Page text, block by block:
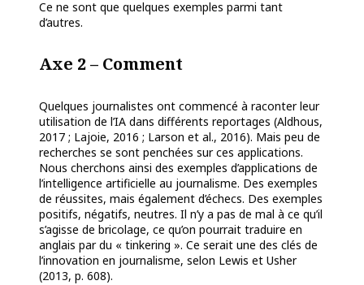
Ce ne sont que quelques exemples parmi tant
d’autres.
Axe 2 – Comment
Quelques journalistes ont commencé à raconter leur
utilisation de l’IA dans différents reportages (Aldhous,
2017 ; Lajoie, 2016 ; Larson et al., 2016). Mais peu de
recherches se sont penchées sur ces applications.
Nous cherchons ainsi des exemples d’applications de
l’intelligence artificielle au journalisme. Des exemples
de réussites, mais également d’échecs. Des exemples
positifs, négatifs, neutres. Il n’y a pas de mal à ce qu’il
s’agisse de bricolage, ce qu’on pourrait traduire en
anglais par du « tinkering ». Ce serait une des clés de
l’innovation en journalisme, selon Lewis et Usher
(2013, p. 608).